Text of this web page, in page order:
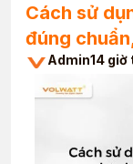
Cách sử
đúng
Admin14 giờ